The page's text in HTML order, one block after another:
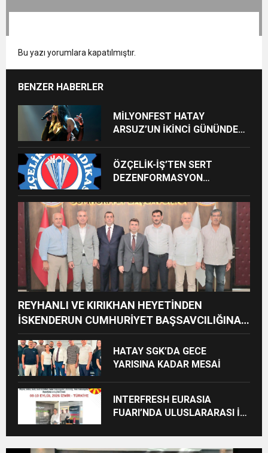
Bu yazı yorumlara kapatılmıştır.
BENZER HABERLER
MİLYONFEST HATAY
ARSUZ’UN İKİNCİ GÜNÜNDE
ÖZÇELİK-İŞ’TEN SERT
DEZENFORMASYON
CEZAİ SÜREÇ BAŞLATILDI”
REYHANLI VE KIRIKHAN HEYETİNDEN
İSKENDERUN CUMHURİYET BAŞSAVCILIĞINA
ZİYARET
HATAY SGK’DA GECE
YARISINA KADAR MESAİ
INTERFRESH EURASIA
FUARI’NDA ULUSLARARASI İŞ
BAŞLADI